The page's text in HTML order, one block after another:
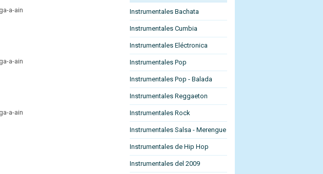
a-ain
a-ain
a-ain
Instrumentales Bachata
Instrumentales Cumbia
Instrumentales Eléctronica
Instrumentales Pop
Instrumentales Pop - Balada
Instrumentales Reggaeton
Instrumentales Rock
Instrumentales Salsa - Merengue
Instrumentales de Hip Hop
Instrumentales del 2009